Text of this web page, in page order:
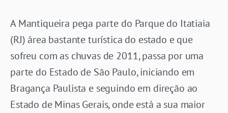
A Mantiqueira pega parte do Parque do Itatiaia
(RJ) área bastante turística do estado e que
sofreu com as chuvas de 2011, passa por uma
parte do Estado de São Paulo, iniciando em
Bragança Paulista e seguindo em direção ao
Estado de Minas Gerais, onde está a sua maior